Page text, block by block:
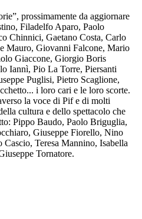
prossimamente da aggiornare
Filadelfo Aparo, Paolo
Chinnici, Gaetano Costa, Carlo
Mauro, Giovanni Falcone, Mario
Giaccone, Giorgio Boris
Iannì, Pio La Torre, Piersanti
Puglisi, Pietro Scaglione,
i loro cari e le loro scorte.
la voce di Pif e di molti
cultura e dello spettacolo che
Pippo Baudo, Paolo Briguglia,
Giuseppe Fiorello, Nino
Teresa Mannino, Isabella
Tornatore.